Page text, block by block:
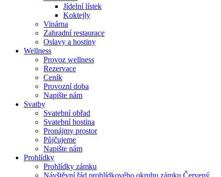
Jídelní lístek
Koktejly
Vinárna
Zahradní restaurace
Oslavy a hostiny
Wellness
Provoz wellness
Rezervace
Ceník
Provozní doba
Napište nám
Svatby
Svatební obřad
Svatební hostina
Pronájmy prostor
Půjčujeme
Napište nám
Prohlídky
Prohlídky zámku
Návštěvní řád prohlídkového okruhu zámku Červený